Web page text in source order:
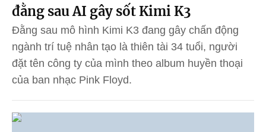
đằng sau AI gây sốt Kimi K3
Đằng sau mô hình Kimi K3 đang gây chấn động
ngành trí tuệ nhân tạo là thiên tài 34 tuổi, người
đặt tên công ty của mình theo album huyền thoại
của ban nhạc Pink Floyd.